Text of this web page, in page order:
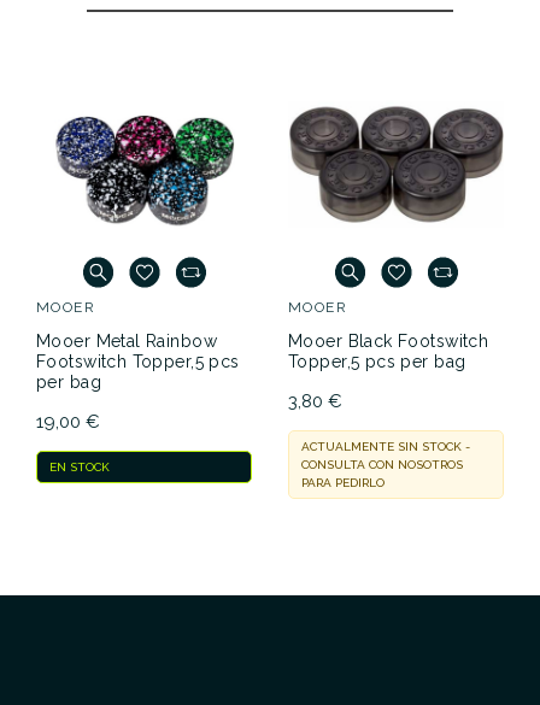
MOOER
Mooer Metal Rainbow
Footswitch Topper,5 pcs
per bag
19,00 €
EN STOCK
MOOER
Mooer Black Footswitch
Topper,5 pcs per bag
3,80 €
ACTUALMENTE SIN STOCK -
CONSULTA CON NOSOTROS
PARA PEDIRLO